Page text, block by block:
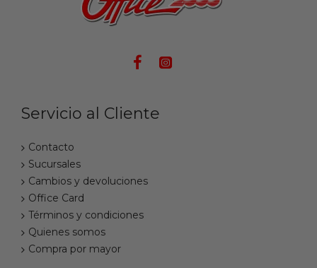
Servicio al Cliente
Contacto
Sucursales
Cambios y devoluciones
Office Card
Términos y condiciones
Quienes somos
Compra por mayor